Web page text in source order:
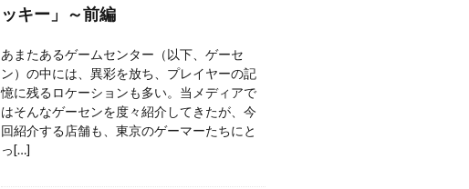
ッキー」～前編
あまたあるゲームセンター（以下、ゲーセ
ン）の中には、異彩を放ち、プレイヤーの記
憶に残るロケーションも多い。当メディアで
はそんなゲーセンを度々紹介してきたが、今
回紹介する店舗も、東京のゲーマーたちにと
っ[…]